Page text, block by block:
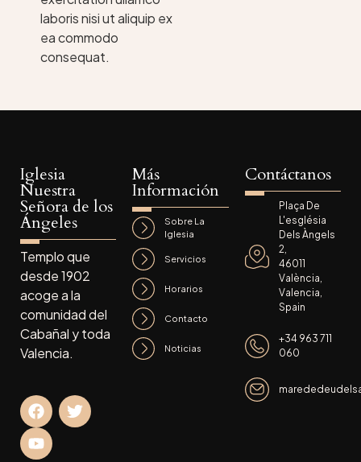
laboris nisi ut aliquip ex
ea commodo
consequat.
Iglesia
Nuestra
Señora de los
Ángeles
Templo que
desde 1902
acoge a la
comunidad del
Cabañal y toda
Valencia.
Más
Información
Sobre La
Iglesia
Servicios
Horarios
Contacto
Noticias
Contáctanos
Plaça De
L'església
Dels Àngels
2,
46011
València,
Valencia,
Spain
+34 963 711
060